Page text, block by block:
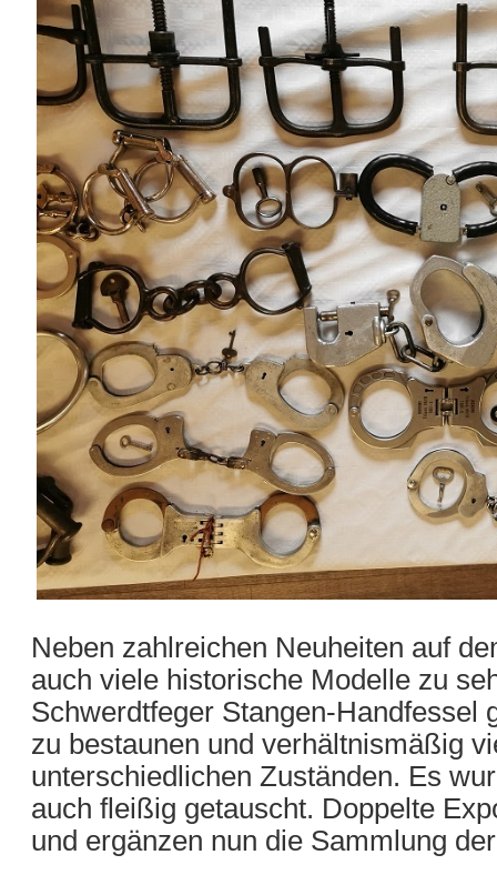
Neben zahlreichen Neuheiten auf
auch viele historische Modelle zu
Schwerdtfeger Stangen-Handfessel
zu bestaunen und verhältnismäßig
unterschiedlichen Zuständen. Es
auch fleißig getauscht. Doppelte
und ergänzen nun die Sammlung